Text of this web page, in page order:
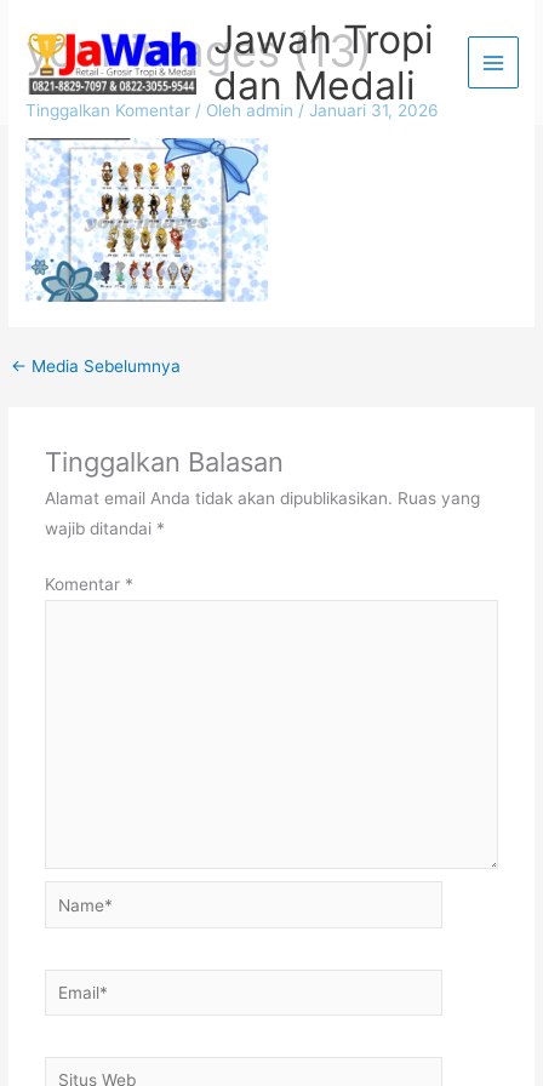
konten
Jawah Tropi
dan Medali
your images (13)
Tinggalkan Komentar / Olehadmin /Januari 31, 2026
← Media Sebelumnya
Tinggalkan Balasan
Alamat email Anda tidak akan dipublikasikan. Ruas yang
wajib ditandai *
Komentar *
Name*
Email*
Situs